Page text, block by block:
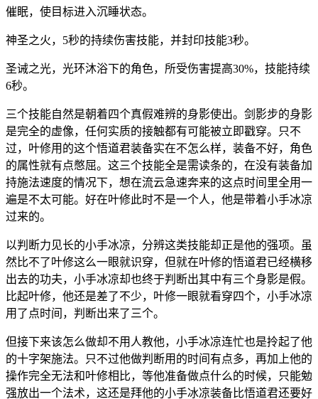
催眠，使目标进入沉睡状态。
神圣之火，5秒的持续伤害技能，并封印技能3秒。
圣诫之光，光环沐浴下的角色，所受伤害提高30%，技能持续
6秒。
三个技能自然是朝着四个真假难辨的身影使出。剑影步的身影
是完全的虚像，任何实质的接触都有可能被立即戳穿。只不
过，叶修用的这个悟道君装备实在不怎么样，装备不好，角色
的属性就有点憋屈。这三个技能全是需读条的，在没有装备加
持施法速度的情况下，想在流云急速奔来的这点时间里全用一
遍是不太可能。好在叶修此时不是一个人，他是带着小手冰凉
过来的。
以判断力见长的小手冰凉，分辨这类技能却正是他的强项。虽
然比不了叶修这么一眼就识穿，但就在叶修的悟道君已经横移
出去的功夫，小手冰凉却也终于判断出其中有三个身影是假。
比起叶修，他还是差了不少，叶修一眼就看穿四个，小手冰凉
用了点时间，判断出来了三个。
但接下来该怎么做却不用人教他，小手冰凉连忙也是拎起了他
的十字架施法。只不过他做判断用的时间有点多，再加上他的
操作完全无法和叶修相比，等他准备做点什么的时候，只能勉
强放出一个法术，这还是拜他的小手冰凉装备比悟道君还要好